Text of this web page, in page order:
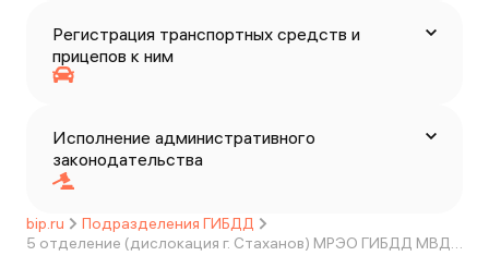
Регистрация транспортных средств и
прицепов к ним
Исполнение административного
законодательства
bip.ru
Подразделения ГИБДД
5 отделение (дислокация г. Стаханов) МРЭО ГИБДД МВД по ЛНР